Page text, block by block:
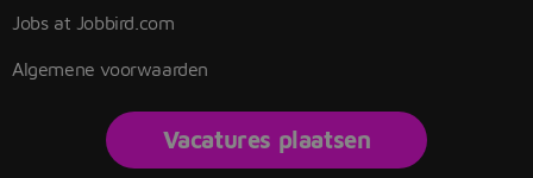
Jobs at Jobbird.com
Algemene voorwaarden
Vacatures plaatsen